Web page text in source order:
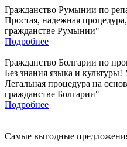
Гражданство Румынии по
Простая, надежная
гражданстве Румынии"
Подробнее
Гражданство Болгарии по
Без знания языка и культуры!
Легальная процедура на
гражданстве Болгарии"
Подробнее
Самые выгодные